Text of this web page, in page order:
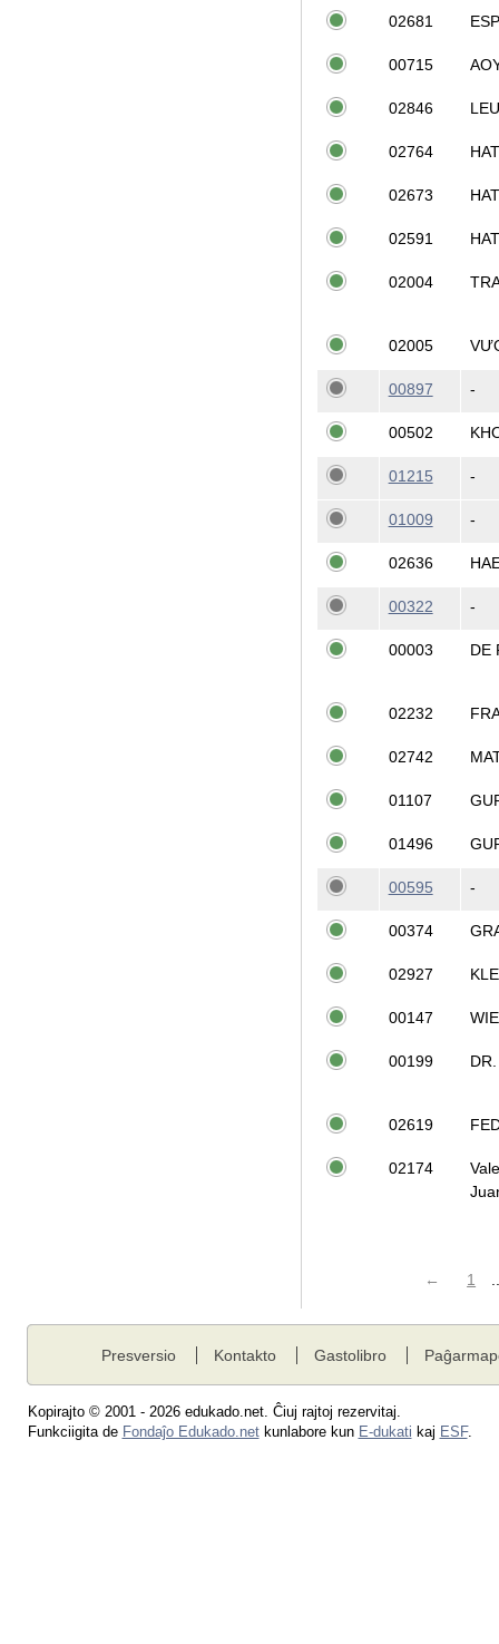
02681
00715
02846
02764
02673
02591
02004
02005
00897 -
00502
01215 -
01009 -
02636
00322 -
00003 DE
02232
02742
01107
01496
00595 -
00374
02927
00147
00199
02619
02174
← 1
Presversio Kontakto Gastolibro
Kopirajto © 2001 - 2026 edukado.net. Ĉiuj rajtoj rezervitaj.
Funkciigita de Fondaĵo Edukado.netkunlabore kun E-dukati kaj ESF.